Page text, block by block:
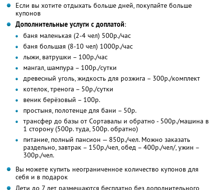
Если вы хотите отдыхать больше дней, покупайте больше
купонов
Дополнительные услуги с доплатой:
баня маленькая (2-4 чел) 500р./час
баня большая (8-10 чел) 1000р./час
лыжи, ватрушки – 100р./час
мангал, шампура – 100р./сутки
древесный уголь, жидкость для розжига – 300р./комплект
котелок, тренога – 50р./сутки
веник берёзовый – 100р.
простыня, полотенце для бани – 50р.
трансфер до базы от Сортавалы и обратно - 500р./машина в
1 сторону (500р. туда, 500р. обратно)
питание, полный пансион — 850р./чел. Можно заказать
раздельно, завтрак – 150р./чел, обед – 400р./чел/, ужин –
300р./чел.
Вы можете купить неограниченное количество купонов для
себя и в подарок
Дети до 7 лет размещаются бесплатно без дополнительного